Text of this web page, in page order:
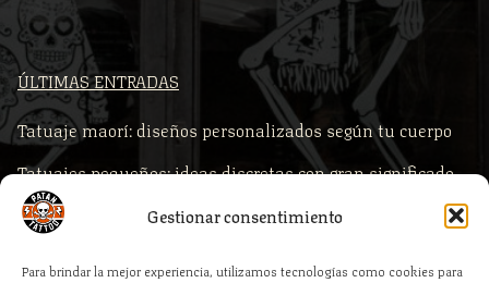
Gestionar consentimiento
Para brindar la mejor experiencia, utilizamos tecnologías como cookies para
ÚLTIMAS ENTRADAS
Tatuaje maorí: diseños personalizados según tu cuerpo
Tatuajes pequeños: ideas discretas con gran significado
Comprar piercings según la zona del cuerpo